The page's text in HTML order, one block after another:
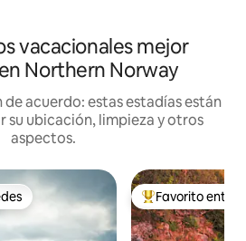
vacacionales mejor
Northern Norway
de acuerdo: estas estadías están
su ubicación, limpieza y otros
aspectos.
Favorito entre
Favorito entre